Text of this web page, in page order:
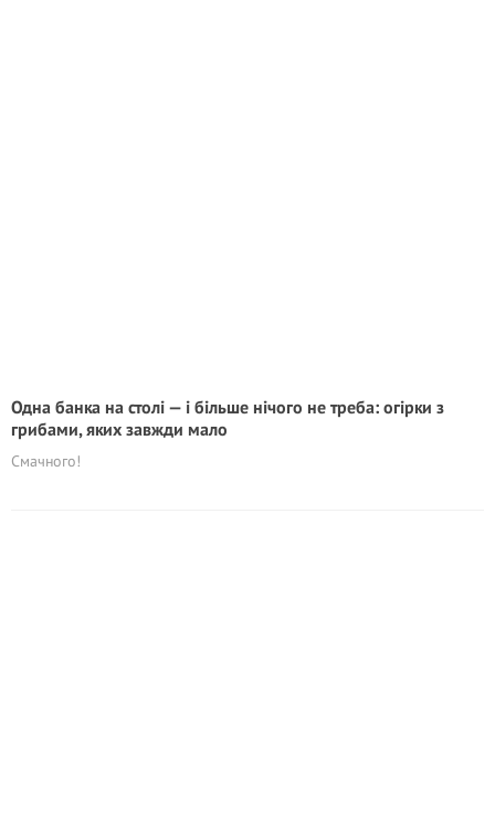
Одна банка на столі — і більше нічого не треба: огірки з
грибами, яких завжди мало
Смачного!